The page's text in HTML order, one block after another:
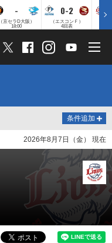
-
（京セラD大阪）
18:00
0-2
（エスコンＦ）
4回表
条件追加
2026年8月7日（金） 現在